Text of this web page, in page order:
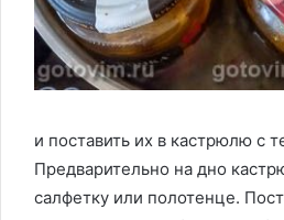
и поставить их в кастрюлю с
Предварительно на дно
салфетку или полотенце.